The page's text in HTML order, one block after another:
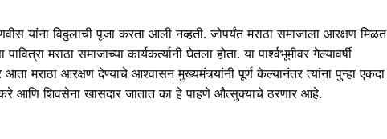
यांना विठ्ठलाची पूजा करता आली नव्हती. जोपर्यंत मराठा समाजाला आरक्षण मिळत
मराठा समाजाच्या कार्यकर्त्यानी घेतला होता. या पार्श्वभूमीवर गेल्यावर्षी
आता मराठा आरक्षण देण्याचे आश्वासन मुख्यमंत्र्यांनी पूर्ण केल्यानंतर त्यांना पुन्हा एकदा
आणि शिवसेना खासदार जातात का हे पाहणे औत्सुक्याचे ठरणार आहे.